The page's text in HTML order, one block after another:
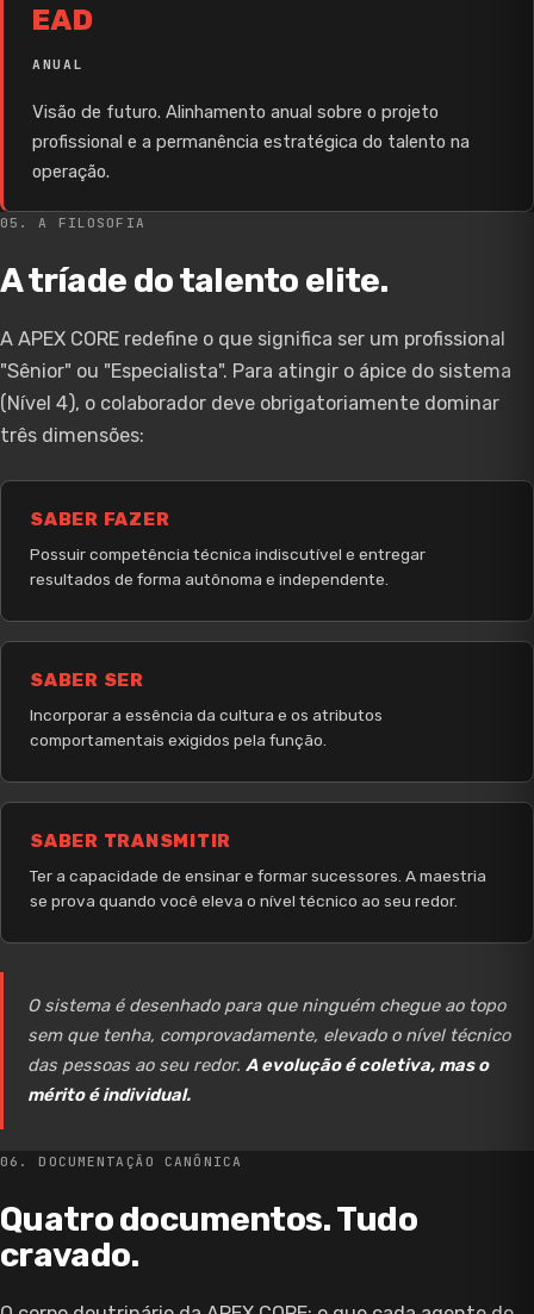
EAD
ANUAL
Visão de futuro. Alinhamento anual sobre o projeto
profissional e a permanência estratégica do talento na
operação.
05. A FILOSOFIA
A tríade do talento elite.
A APEX CORE redefine o que significa ser um profissional
"Sênior" ou "Especialista". Para atingir o ápice do sistema
(Nível 4), o colaborador deve obrigatoriamente dominar
três dimensões:
SABER FAZER
Possuir competência técnica indiscutível e entregar
resultados de forma autônoma e independente.
SABER SER
Incorporar a essência da cultura e os atributos
comportamentais exigidos pela função.
SABER TRANSMITIR
Ter a capacidade de ensinar e formar sucessores. A maestria
se prova quando você eleva o nível técnico ao seu redor.
O sistema é desenhado para que ninguém chegue ao topo
sem que tenha, comprovadamente, elevado o nível técnico
das pessoas ao seu redor. A evolução é coletiva, mas o
mérito é individual.
06. DOCUMENTAÇÃO CANÔNICA
Quatro documentos. Tudo
cravado.